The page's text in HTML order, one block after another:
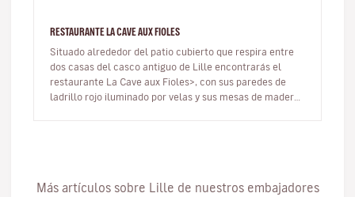
RESTAURANTE LA CAVE AUX FIOLES
Situado alrededor del patio cubierto que respira entre
dos casas del casco antiguo de Lille encontrarás el
restaurante La Cave aux Fioles>, con sus paredes de
ladrillo rojo iluminado por velas y sus mesas de madera
Más artículos sobre Lille de nuestros embajadores